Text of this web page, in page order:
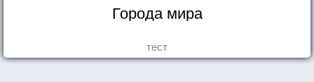
Города мира
тест